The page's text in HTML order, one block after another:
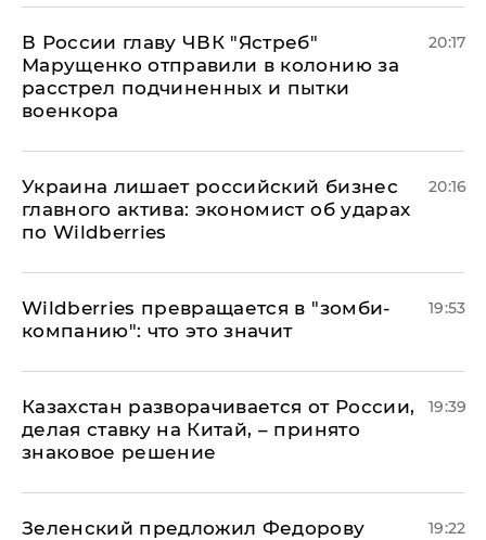
В России главу ЧВК "Ястреб"
Марущенко отправили в колонию за
расстрел подчиненных и пытки
военкора
20:17
​Украина лишает российский бизнес
главного актива: экономист об ударах
по Wildberries
20:16
Wildberries превращается в "зомби-
компанию": что это значит
19:53
Казахстан разворачивается от России,
делая ставку на Китай, – принято
знаковое решение
19:39
Зеленский предложил Федорову
19:22